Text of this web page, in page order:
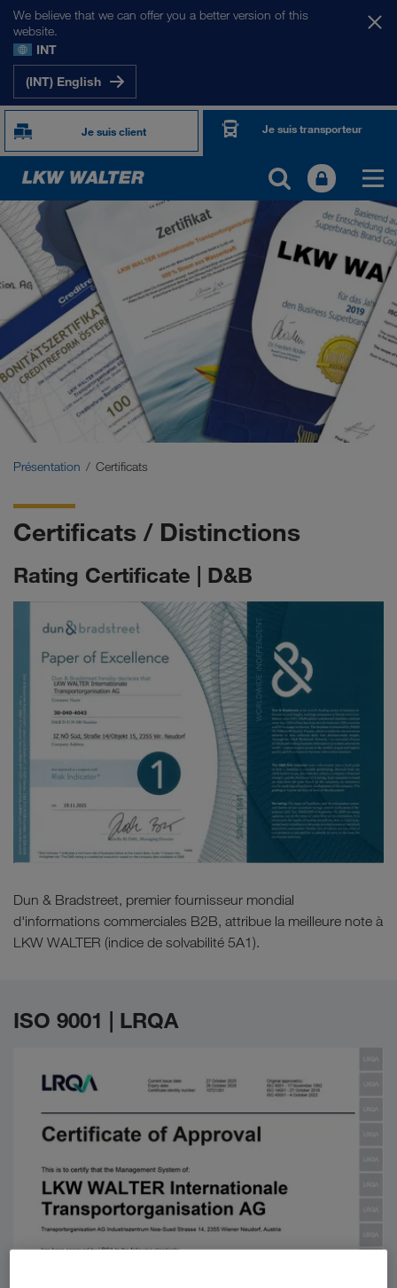
We believe that we can offer you a better version of this
website.
INT
(INT) English
Je suis client Je suis transporteur
PRÉSENTATION
Informations générales
Management SHEQ
Responsabilité sociale
Certificats
Compliance
WALTER GROUP
Présentation Certificats
Certificats / Distinctions
Rating Certificate | D&B
Dun & Bradstreet, premier fournisseur mondial
d'informations commerciales B2B, attribue la meilleure note à
LKW WALTER (indice de solvabilité 5A1).
ISO 9001 | LRQA